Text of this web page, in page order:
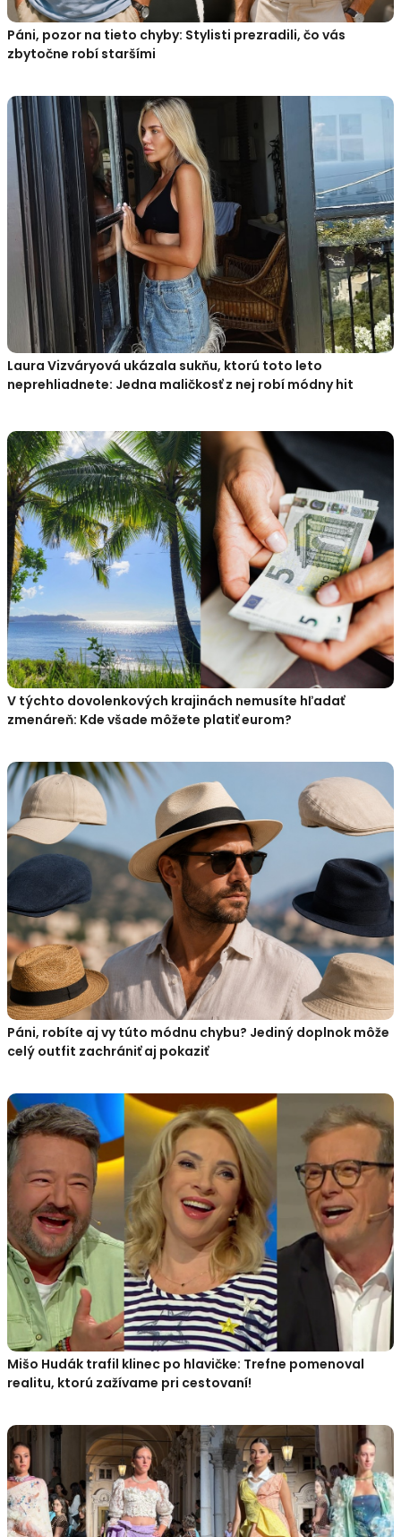
Páni, pozor na tieto chyby: Stylisti prezradili, čo vás
zbytočne robí staršími
Laura Vizváryová ukázala sukňu, ktorú toto leto
neprehliadnete: Jedna maličkosť z nej robí módny hit
V týchto dovolenkových krajinách nemusíte hľadať
zmenáreň: Kde všade môžete platiť eurom?
Páni, robíte aj vy túto módnu chybu? Jediný doplnok môže
celý outfit zachrániť aj pokaziť
Mišo Hudák trafil klinec po hlavičke: Trefne pomenoval
realitu, ktorú zažívame pri cestovaní!